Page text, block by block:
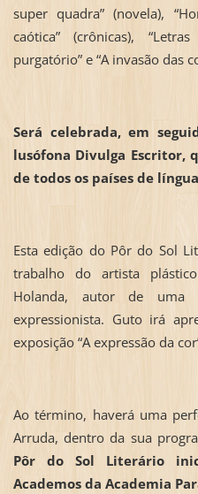
super quadra” (novela),
caótica” (crônicas),
purgatório” e “A invasão das
Será celebrada, em
lusófona Divulga Escritor,
de todos os países de
Esta edição do Pôr do Sol
trabalho do artista
Holanda, autor de uma
expressionista. Guto irá
exposição “A expressão da
Ao término, haverá uma
Arruda, dentro da sua
Pôr do Sol Literário
Academos da Academia